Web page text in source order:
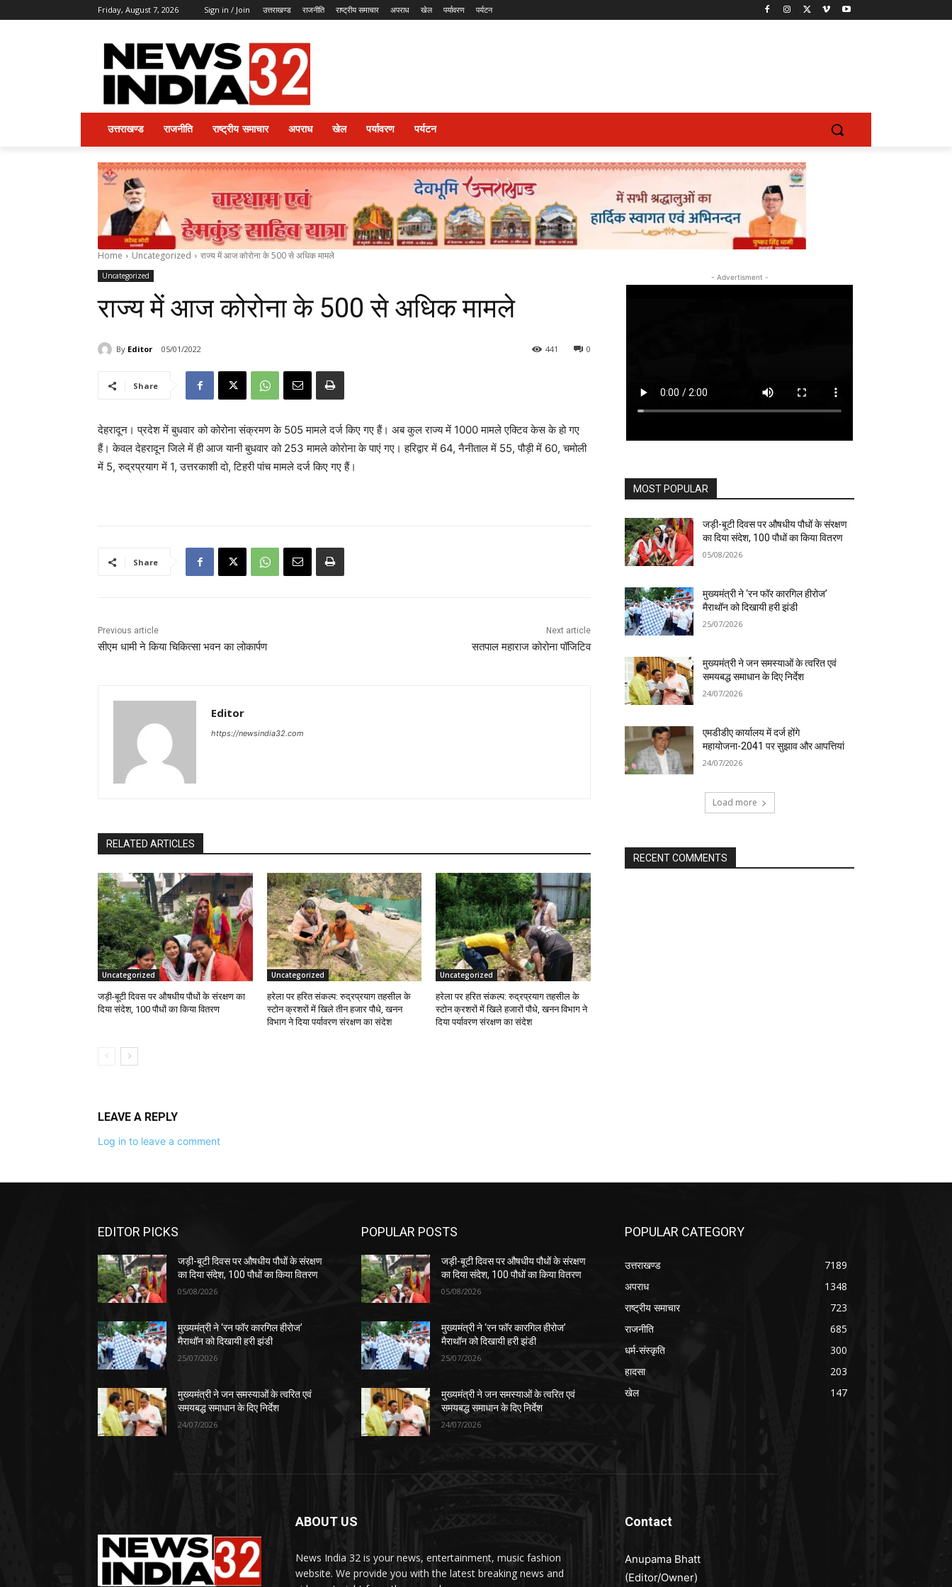
Friday, August 7, 2026 Sign in / Join उत्तराखण्ड राजनीति राष्ट्रीय समाचार अपराध खेल पर्यावरण पर्यटन
उत्तराखण्ड राजनीति राष्ट्रीय समाचार अपराध खेल पर्यावरण पर्यटन
Home Uncategorized राज्य में आज कोरोना के 500 से अधिक मामले
Uncategorized
राज्य में आज कोरोना के 500 से अधिक मामले
By Editor 05/01/2022 0
441
Share
देहरादून। प्रदेश में बुधवार को कोरोना संक्रमण के 505 मामले दर्ज किए गए हैं। अब कुल राज्य में 1000 मामले एक्टिव केस के हो गए
हैं। केवल देहरादून जिले में ही आज यानी बुधवार को 253 मामले कोरोना के पाएं गए। हरिद्वार में 64, नैनीताल में 55, पौड़ी में 60, चमोली
में 5, रुद्रप्रयाग में 1, उत्तरकाशी दो, टिहरी पांच मामले दर्ज किए गए हैं।
Share
Previous article
सीएम धामी ने किया चिकित्सा भवन का लोकार्पण
Next article
सतपाल महाराज कोरोना पॉजिटिव
Editor
https://newsindia32.com
RELATED ARTICLES
Uncategorized
जड़ी-बूटी दिवस पर औषधीय पौधों के संरक्षण का
दिया संदेश, 100 पौधों का किया वितरण
Uncategorized
हरेला पर हरित संकल्प: रुद्रप्रयाग तहसील के
स्टोन क्रशरों में खिले तीन हजार पौधे, खनन
विभाग ने दिया पर्यावरण संरक्षण का संदेश
Uncategorized
हरेला पर हरित संकल्प: रुद्रप्रयाग तहसील के
स्टोन क्रशरों में खिले हजारों पौधे, खनन विभाग ने
दिया पर्यावरण संरक्षण का संदेश
LEAVE A REPLY
Log in to leave a comment
- Advertisment -
MOST POPULAR
जड़ी-बूटी दिवस पर औषधीय पौधों के संरक्षण
का दिया संदेश, 100 पौधों का किया वितरण
05/08/2026
मुख्यमंत्री ने ‘रन फॉर कारगिल हीरोज’
मैराथॉन को दिखायी हरी झंडी
25/07/2026
मुख्यमंत्री ने जन समस्याओं के त्वरित एवं
समयबद्ध समाधान के दिए निर्देश
24/07/2026
एमडीडीए कार्यालय में दर्ज होंगे
महायोजना-2041 पर सुझाव और आपत्तियां
24/07/2026
Load more
RECENT COMMENTS
EDITOR PICKS
जड़ी-बूटी दिवस पर औषधीय पौधों के संरक्षण
का दिया संदेश, 100 पौधों का किया वितरण
05/08/2026
मुख्यमंत्री ने ‘रन फॉर कारगिल हीरोज’
मैराथॉन को दिखायी हरी झंडी
25/07/2026
मुख्यमंत्री ने जन समस्याओं के त्वरित एवं
समयबद्ध समाधान के दिए निर्देश
24/07/2026
POPULAR POSTS
जड़ी-बूटी दिवस पर औषधीय पौधों के संरक्षण
का दिया संदेश, 100 पौधों का किया वितरण
05/08/2026
मुख्यमंत्री ने ‘रन फॉर कारगिल हीरोज’
मैराथॉन को दिखायी हरी झंडी
25/07/2026
मुख्यमंत्री ने जन समस्याओं के त्वरित एवं
समयबद्ध समाधान के दिए निर्देश
24/07/2026
POPULAR CATEGORY
उत्तराखण्ड
7189
अपराध
1348
राष्ट्रीय समाचार
723
राजनीति
685
धर्म-संस्कृति
300
हादसा
203
खेल
147
ABOUT US
News India 32 is your news, entertainment, music fashion
website. We provide you with the latest breaking news and
Contact
Anupama Bhatt
(Editor/Owner)